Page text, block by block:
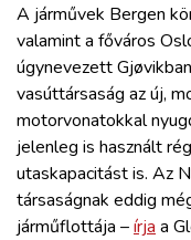
WEBSHOP
BELÉPÉS
REGISZTRÁCIÓ
A járművek Bergen
valamint a főváros
úgynevezett
vasúttársaság az új,
motorvonatokkal
jelenleg is használt
utaskapacitást is. Az
társaságnak eddig
járműflottája –írja a